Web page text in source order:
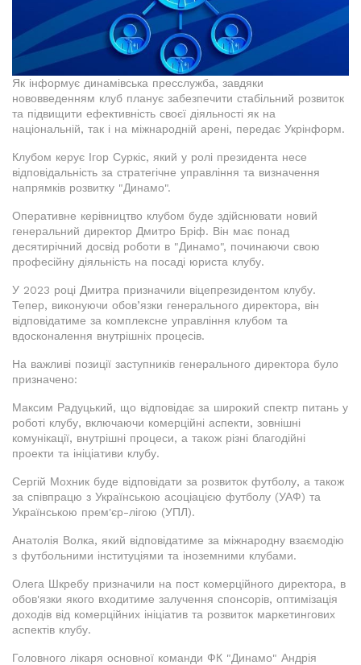
Як інформує динамівська пресслужба, завдяки
нововведенням клуб планує забезпечити стабільний розвиток
та підвищити ефективність своєї діяльності як на
національній, так і на міжнародній арені, передає Укрінформ.
Клубом керує Ігор Суркіс, який у ролі президента несе
відповідальність за стратегічне управління та визначення
напрямків розвитку "Динамо".
Оперативне керівництво клубом буде здійснювати новий
генеральний директор Дмитро Бріф. Він має понад
десятирічний досвід роботи в "Динамо", починаючи свою
професійну діяльність на посаді юриста клубу.
У 2023 році Дмитра призначили віцепрезидентом клубу.
Тепер, виконуючи обов’язки генерального директора, він
відповідатиме за комплексне управління клубом та
вдосконалення внутрішніх процесів.
На важливі позиції заступників генерального директора було
призначено:
Максим Радуцький, що відповідає за широкий спектр питань у
роботі клубу, включаючи комерційні аспекти, зовнішні
комунікації, внутрішні процеси, а також різні благодійні
проекти та ініціативи клубу.
Сергій Мохник буде відповідати за розвиток футболу, а також
за співпрацю з Українською асоціацією футболу (УАФ) та
Українською прем'єр-лігою (УПЛ).
Анатолія Волка, який відповідатиме за міжнародну взаємодію
з футбольними інституціями та іноземними клубами.
Олега Шкребу призначили на пост комерційного директора, в
обов'язки якого входитиме залучення спонсорів, оптимізація
доходів від комерційних ініціатив та розвиток маркетингових
аспектів клубу.
Головного лікаря основної команди ФК "Динамо" Андрія